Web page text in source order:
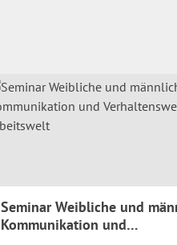
Seminar Weibliche und
Kommunikation und